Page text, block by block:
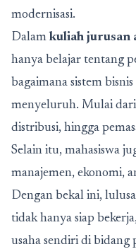
modernisasi.
Dalam kuliah jurusan
hanya belajar tentang
bagaimana sistem
menyeluruh. Mulai
distribusi, hingga
Selain itu, mahasiswa
manajemen, ekonomi,
Dengan bekal ini,
tidak hanya siap
usaha sendiri di bidang